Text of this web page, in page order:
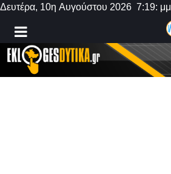
Δευτέρα, 10η Αυγούστου 2026 7:19: μμ